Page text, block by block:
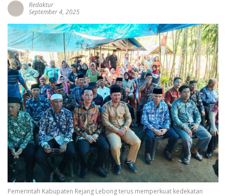
Redaktur
September 4, 2025
Pemerintah Kabupaten Rejang Lebong terus memperkuat kedekatan